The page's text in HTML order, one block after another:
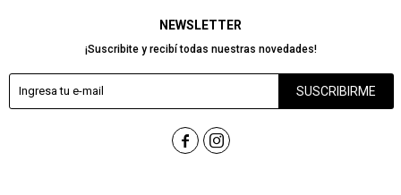
NEWSLETTER
¡Suscribite y recibí todas nuestras novedades!
SUSCRIBIRME
 